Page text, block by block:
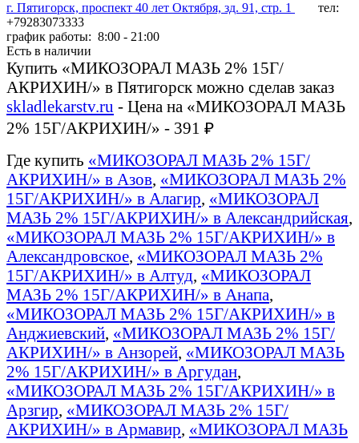
г. Пятигорск, проспект 40 лет Октября, зд. 91, стр. 1
тел:
+79283073333
график работы: 8:00 - 21:00
Есть в наличии
Купить «МИКОЗОРАЛ МАЗЬ 2% 15Г/
АКРИХИН/» в Пятигорск можно сделав заказ
skladlekarstv.ru - Цена на «МИКОЗОРАЛ МАЗЬ
2% 15Г/АКРИХИН/» - 391 ₽
Где купить «МИКОЗОРАЛ МАЗЬ 2% 15Г/
АКРИХИН/» в Азов, «МИКОЗОРАЛ МАЗЬ 2%
15Г/АКРИХИН/» в Алагир, «МИКОЗОРАЛ
МАЗЬ 2% 15Г/АКРИХИН/» в Александрийская,
«МИКОЗОРАЛ МАЗЬ 2% 15Г/АКРИХИН/» в
Александровское, «МИКОЗОРАЛ МАЗЬ 2%
15Г/АКРИХИН/» в Алтуд, «МИКОЗОРАЛ
МАЗЬ 2% 15Г/АКРИХИН/» в Анапа,
«МИКОЗОРАЛ МАЗЬ 2% 15Г/АКРИХИН/» в
Анджиевский, «МИКОЗОРАЛ МАЗЬ 2% 15Г/
АКРИХИН/» в Анзорей, «МИКОЗОРАЛ МАЗЬ
2% 15Г/АКРИХИН/» в Аргудан,
«МИКОЗОРАЛ МАЗЬ 2% 15Г/АКРИХИН/» в
Арзгир, «МИКОЗОРАЛ МАЗЬ 2% 15Г/
АКРИХИН/» в Армавир, «МИКОЗОРАЛ МАЗЬ